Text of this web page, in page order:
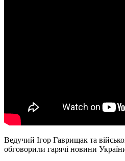
Ведучий Ігор Гаврищак та
обговорили гарячі новини